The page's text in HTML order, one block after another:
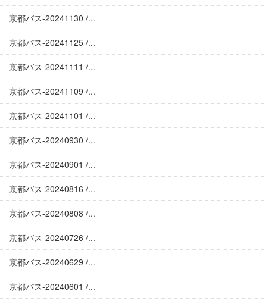
京都バス-20241130 /...
京都バス-20241125 /...
京都バス-20241111 /...
京都バス-20241109 /...
京都バス-20241101 /...
京都バス-20240930 /...
京都バス-20240901 /...
京都バス-20240816 /...
京都バス-20240808 /...
京都バス-20240726 /...
京都バス-20240629 /...
京都バス-20240601 /...